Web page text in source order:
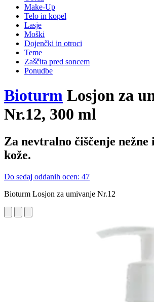
Make-Up
Telo in kopel
Lasje
Moški
Dojenčki in otroci
Teme
Zaščita pred soncem
Ponudbe
Bioturm Losjon za
Nr.12, 300 ml
Za nevtralno čiščenje
kože.
Do sedaj oddanih ocen: 47
Bioturm Losjon za umivanje Nr.12